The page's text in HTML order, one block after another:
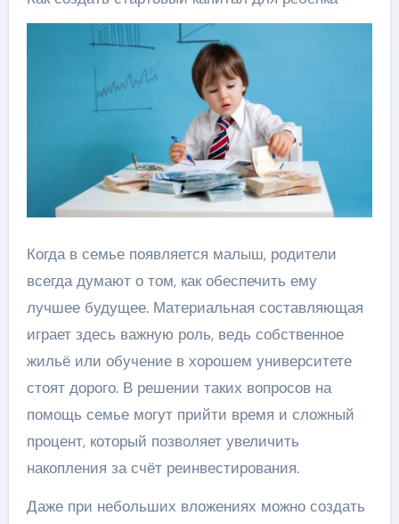
Когда в семье появляется малыш, родители
всегда думают о том, как обеспечить ему
лучшее будущее. Материальная составляющая
играет здесь важную роль, ведь собственное
жильё или обучение в хорошем университете
стоят дорого. В решении таких вопросов на
помощь семье могут прийти время и сложный
процент, который позволяет увеличить
накопления за счёт реинвестирования.
Даже при небольших вложениях можно создать